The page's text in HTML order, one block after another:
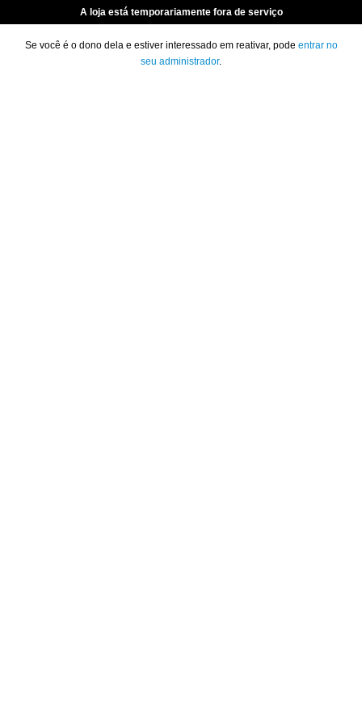
A loja está temporariamente fora de serviço
Se você é o dono dela e estiver interessado em reativar, pode entrar no
seu administrador.